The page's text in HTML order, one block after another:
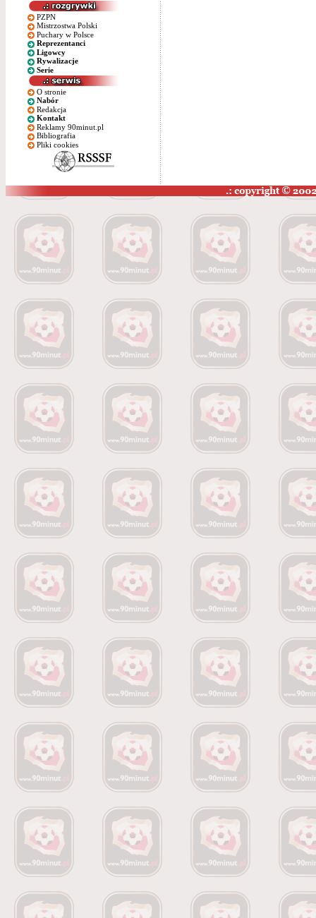
PZPN
Mistrzostwa Polski
Puchary w Polsce
Reprezentanci
Ligowcy
Rywalizacje
Serie
O stronie
Nabór
Redakcja
Kontakt
Reklamy 90minut.pl
Bibliografia
Pliki cookies